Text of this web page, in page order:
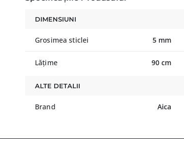
DIMENSIUNI
Grosimea sticlei 5 mm
Lățime 90 cm
ALTE DETALII
Brand Aica